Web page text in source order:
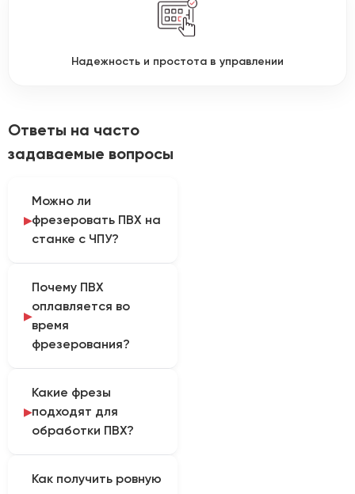
Надежность и простота в управлении
Ответы на часто
задаваемые вопросы
Можно ли
фрезеровать ПВХ на
станке с ЧПУ?
механическую
фрезерную обработку
при правильном выборе
инструмента и
конкретной модели
станка проверяют по
ее назначению,
мощности шпинделя и
требованиям к
Почему ПВХ
оплавляется во
время
фрезерования?
накоплением тепла:
затупленным
инструментом,
повторным
Какие фрезы
подходят для
обработки ПВХ?
фрезы, рассчитанные
Как получить ровную